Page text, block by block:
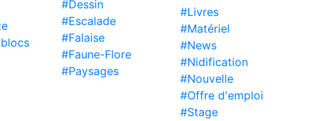
#Dessin
#Escalade
#Falaise
#Faune-Flore
#Paysages
#Livres
#Matériel
#News
#Nidification
#Nouvelle
#Offre d'emploi
#Stage